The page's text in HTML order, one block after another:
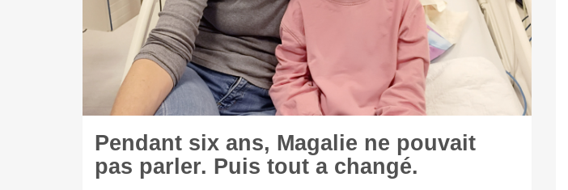
Pendant six ans, Magalie ne pouvait
pas parler. Puis tout a changé.